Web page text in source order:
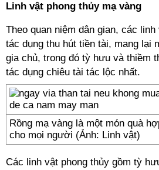
Linh vật phong thủy mạ vàng
Theo quan niệm dân gian, các
tác dụng thu hút tiền tài, mang lại
gia chủ, trong đó tỳ hưu và thiềm
tác dụng chiêu tài tác lộc nhất.
Rồng mạ vàng là một món quà
cho mọi người (Ảnh: Linh vật)
Các linh vật phong thủy gồm tỳ